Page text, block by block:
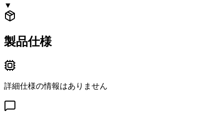
▼
製品仕様
詳細仕様の情報はありません